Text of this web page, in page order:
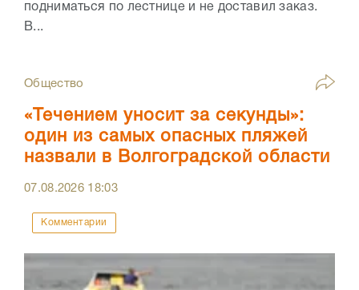
подниматься по лестнице и не доставил заказ.
В...
Общество
«Течением уносит за секунды»:
один из самых опасных пляжей
назвали в Волгоградской области
07.08.2026 18:03
Комментарии